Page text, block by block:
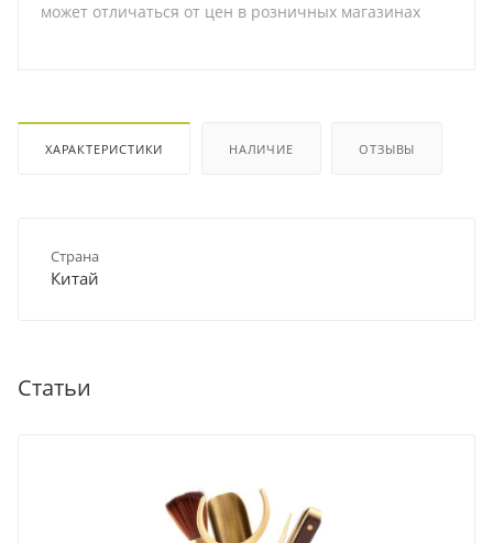
может отличаться от цен в розничных магазинах
ХАРАКТЕРИСТИКИ НАЛИЧИЕ ОТЗЫВЫ
Страна
Китай
Статьи